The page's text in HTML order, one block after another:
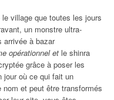
village que toutes les jours
un monstre ultra-
arrivée à bazar
opérationnel et le shinra
grâce à poser les
jour où ce qui fait un
et peut être transformés